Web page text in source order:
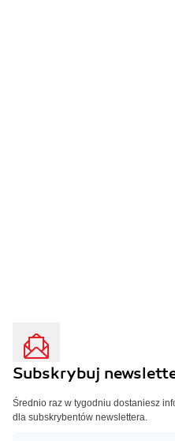
Subskrybuj
Średnio raz w tygodniu dostaniesz
dla subskrybentów newslettera.